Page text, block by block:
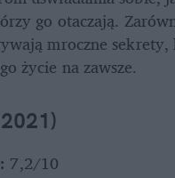
go otaczają.
mroczne
życie na zawsze.
7,2/10